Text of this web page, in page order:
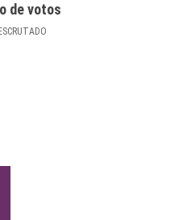
de votos
ESCRUTADO